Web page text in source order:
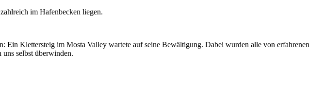
im Hafenbecken liegen.
Ein Klettersteig im Mosta Valley wartete auf seine Bewältigung. Dabei wurden alle von erfahrenen
selbst überwinden.